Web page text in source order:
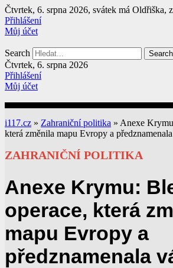
Přejít
k
obsahu
Čtvrtek, 6. srpna 2026, svátek má Oldřiška,
Přihlášení
Můj účet
Search Search
Čtvrtek, 6. srpna 2026
Přihlášení
Můj účet
i117.cz » Zahraniční politika » Anexe
která změnila mapu Evropy a
ZAHRANIČNÍ POLITIKA
Anexe Krymu:
operace, která
mapu Evropy a
předznamenala